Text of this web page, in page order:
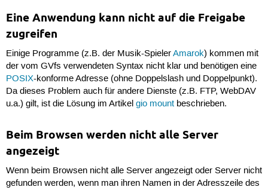
Eine Anwendung kann nicht auf die Freigabe
zugreifen
Einige Programme (z.B. der Musik-SpielerAmarok) kommen mit
der vom GVfs verwendeten Syntax nicht klar und benötigen eine
POSIX-konforme Adresse (ohne Doppelslash und Doppelpunkt).
Da dieses Problem auch für andere Dienste (z.B. FTP, WebDAV
u.a.) gilt, ist die Lösung im Artikel gio mountbeschrieben.
Beim Browsen werden nicht alle Server
angezeigt
Wenn beim Browsen nicht alle Server angezeigt oder Server nicht
gefunden werden, wenn man ihren Namen in der Adresszeile des